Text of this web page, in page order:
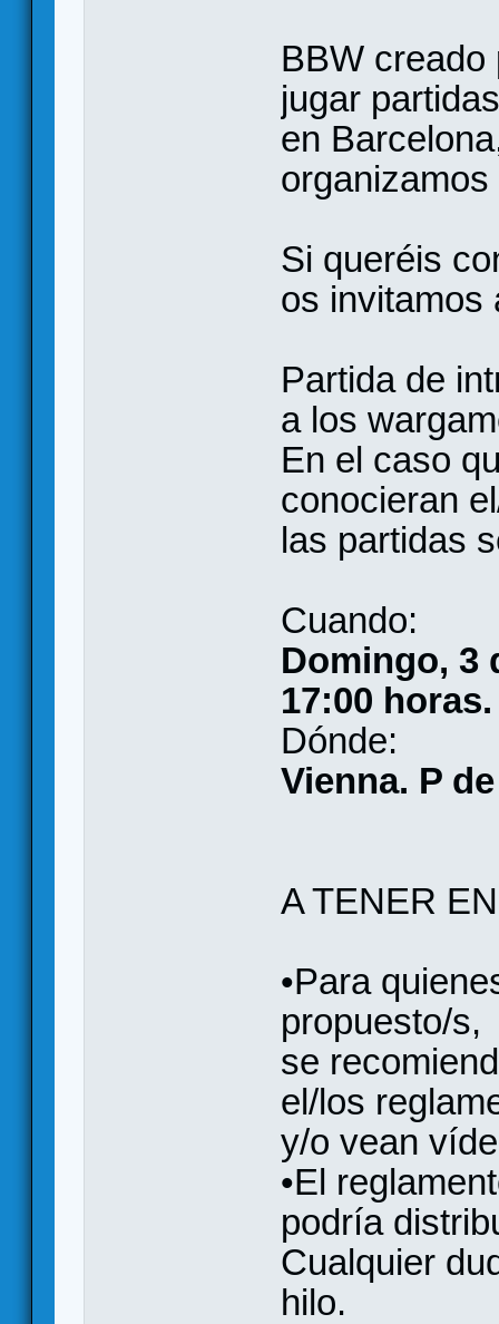
BBW creado
jugar
en
Si queréis
os invitamos
Partida de
a los
En el caso
conocieran
las partidas
Cuando:
Domingo, 3
17:00 horas.
Dónde:
Vienna. P
A TENER
•Para
propuesto/s,
se
el/los
y/o vean
•El
podría
Cualquier
hilo.